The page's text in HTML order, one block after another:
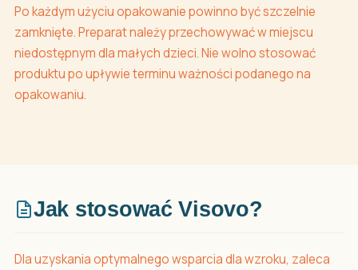
Po każdym użyciu opakowanie powinno być szczelnie
zamknięte. Preparat należy przechowywać w miejscu
niedostępnym dla małych dzieci. Nie wolno stosować
produktu po upływie terminu ważności podanego na
opakowaniu.
Jak stosować Visovo?
Dla uzyskania optymalnego wsparcia dla wzroku, zaleca